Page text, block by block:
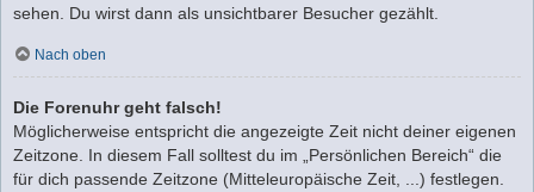
sehen. Du wirst dann als unsichtbarer Besucher gezählt.
Nach oben
Die Forenuhr geht falsch!
Möglicherweise entspricht die angezeigte Zeit nicht deiner eigenen
Zeitzone. In diesem Fall solltest du im „Persönlichen Bereich“ die
für dich passende Zeitzone (Mitteleuropäische Zeit, ...) festlegen.